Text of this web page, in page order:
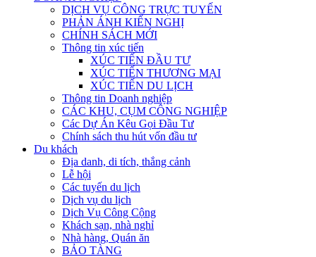
DỊCH VỤ CÔNG TRỰC TUYẾN
PHẢN ÁNH KIẾN NGHỊ
CHÍNH SÁCH MỚI
Thông tin xúc tiến
XÚC TIẾN ĐẦU TƯ
XÚC TIẾN THƯƠNG MẠI
XÚC TIẾN DU LỊCH
Thông tin Doanh nghiệp
CÁC KHU, CỤM CÔNG NGHIỆP
Các Dự Án Kêu Gọi Đầu Tư
Chính sách thu hút vốn đầu tư
Du khách
Địa danh, di tích, thắng cảnh
Lễ hội
Các tuyến du lịch
Dịch vụ du lịch
Dịch Vụ Công Cộng
Khách sạn, nhà nghỉ
Nhà hàng, Quán ăn
BẢO TÀNG